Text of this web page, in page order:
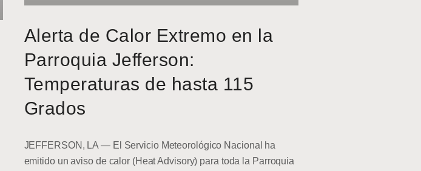
Alerta de Calor Extremo en la
Parroquia Jefferson:
Temperaturas de hasta 115
Grados
JEFFERSON, LA — El Servicio Meteorológico Nacional ha
emitido un aviso de calor (Heat Advisory) para toda la Parroquia